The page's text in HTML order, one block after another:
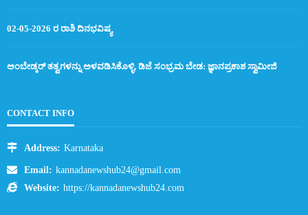
02-05-2026 ರ ರಾಶಿ ದಿನಭವಿಷ್ಯ
ಅಂಬೇಡ್ಕರ್ ತತ್ವಗಳನ್ನು ಅಳವಡಿಸಿಕೊಳ್ಳಿ, ಡಿಜೆ ಸಂಭ್ರಮ ಬೇಡ: ಜ್ಞಾನಪ್ರಕಾಶ ಸ್ವಾಮೀಜಿ
CONTACT INFO
Address: Karnataka
Email: kannadanewshub24@gmail.com
Website: https://kannadanewshub24.com